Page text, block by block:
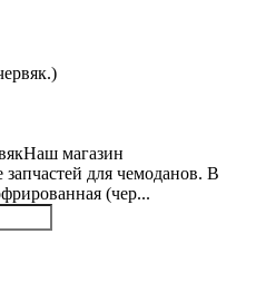
магазин
для чемоданов. В
(чер...